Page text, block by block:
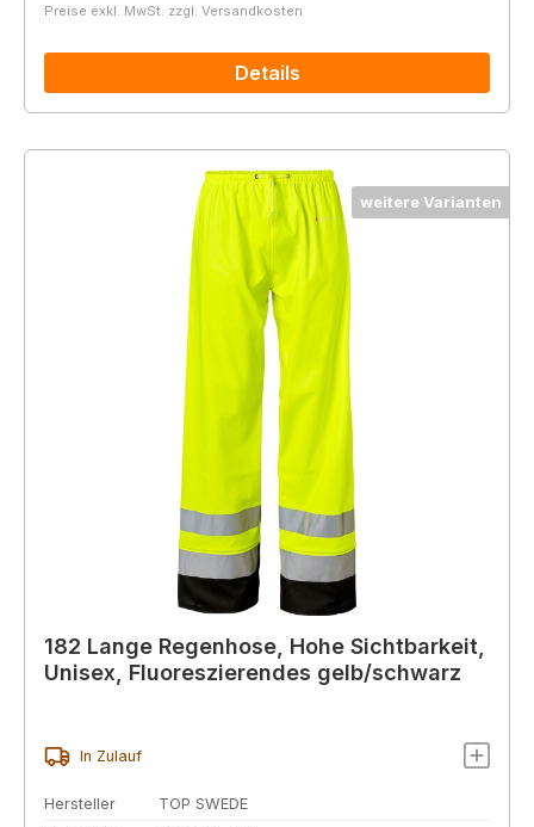
Preise exkl. MwSt. zzgl. Versandkosten
Details
weitere Varianten
182 Lange Regenhose, Hohe Sichtbarkeit,
Unisex, Fluoreszierendes gelb/schwarz
In Zulauf
Hersteller
TOP SWEDE